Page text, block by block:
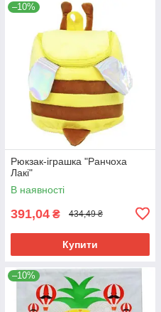
–10%
Рюкзак-іграшка "Ранчоха
Лакі"
В наявності
391,04 ₴ 434,49 ₴
Купити
–10%